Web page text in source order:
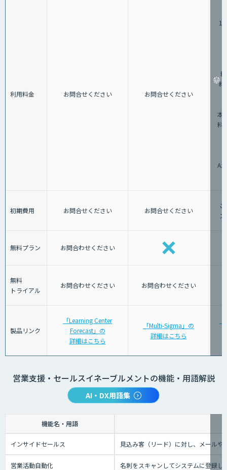
利用料金 お問合せください お問合せください
料
本
料
初期費用 お問合せください お問合せください
無料プラン お問合わせください
無料
トライアル
お問合わせください お問合わせください
製品リンク
「Learning Center
Forecast」の
詳細はこちら
「Multi-Sigma」の
詳細はこちら
営業支援・セールスイネーブルメントの機能・用語解説
AI・DX用語集
機能名・用語
インサイドセールス 見込み客（リード）に対し、メール
営業活動自動化 名刺をスキャンしてシステムに登録